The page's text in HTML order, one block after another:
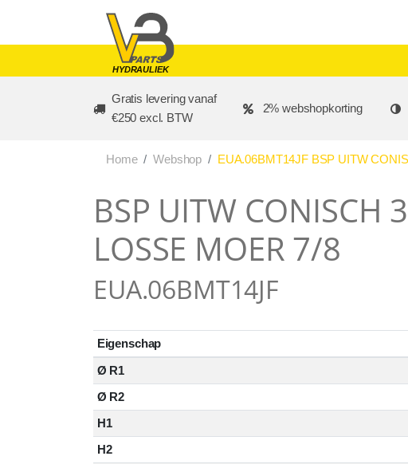
HYDRAULIEK
Gratis levering vanaf
€250 excl. BTW
2% webshopkorting
Home Webshop EUA.06BMT14JF BSP UITW
BSP UITW CONISCH
LOSSE MOER 7/8
EUA.06BMT14JF
Eigenschap
Ø R1
Ø R2
H1
H2